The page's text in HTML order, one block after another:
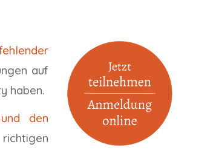
auf
haben.
den